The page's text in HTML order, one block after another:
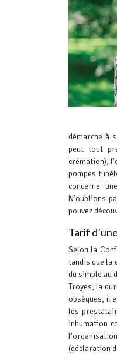
démarche à
peut tout
crémation),
pompes
concerne
N’oublions
pouvez
Tarif
Selon la
tandis que la
du simple au
Troyes, la
obsèques, il
les
inhumation
(déclaration